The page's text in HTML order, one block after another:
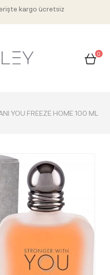
kargo ücretsiz
0
YOU FREEZE HOME 100 ML